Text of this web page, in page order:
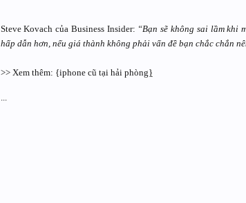
Steve Kovach của Business Insider: “Bạn sẽ không sai lầm khi
hấp dẫn hơn, nếu giá thành không phải vấn đề bạn chắc chắn
>> Xem thêm: {iphone cũ tại hải phòng}
...